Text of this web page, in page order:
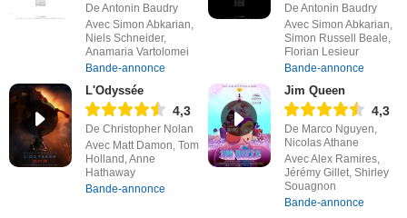
De Antonin Baudry
Avec Simon Abkarian,
Niels Schneider,
Anamaria Vartolomei
Bande-annonce
De Antonin Baudry
Avec Simon Abkarian,
Simon Russell Beale,
Florian Lesieur
Bande-annonce
L'Odyssée
4,3
De Christopher Nolan
Avec Matt Damon, Tom
Holland, Anne
Hathaway
Bande-annonce
Jim Queen
4,3
De Marco Nguyen,
Nicolas Athane
Avec Alex Ramires,
Jérémy Gillet, Shirley
Souagnon
Bande-annonce